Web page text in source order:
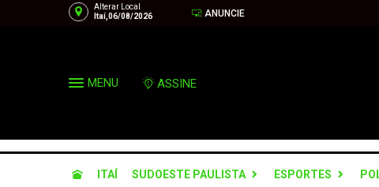
Alterar Local
Itaí,06/08/2026
ANUNCIE
MENU ASSINE
ITAÍ SUDOESTE PAULISTA ESPORTES